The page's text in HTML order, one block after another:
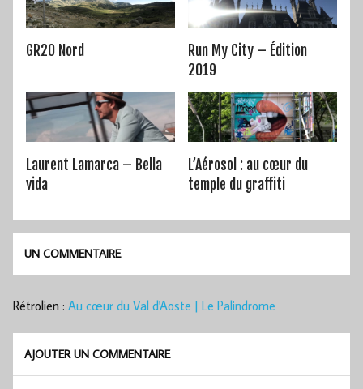
GR20 Nord
Run My City – Édition
2019
Laurent Lamarca – Bella
vida
L’Aérosol : au cœur du
temple du graffiti
UN COMMENTAIRE
Rétrolien : Au cœur du Val d'Aoste | Le Palindrome
AJOUTER UN COMMENTAIRE